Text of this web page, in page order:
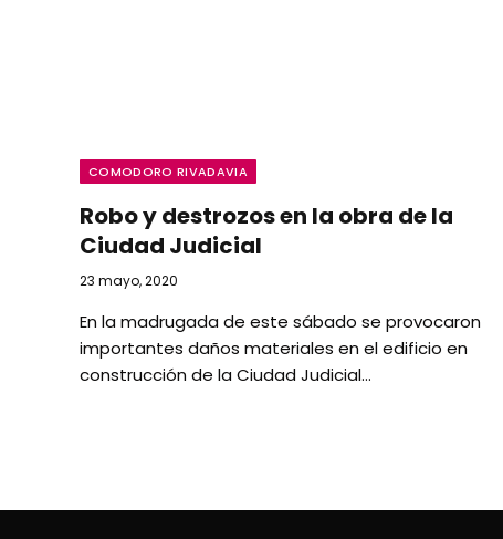
COMODORO RIVADAVIA
Robo y destrozos en la obra de la
Ciudad Judicial
23 mayo, 2020
En la madrugada de este sábado se provocaron
importantes daños materiales en el edificio en
construcción de la Ciudad Judicial…